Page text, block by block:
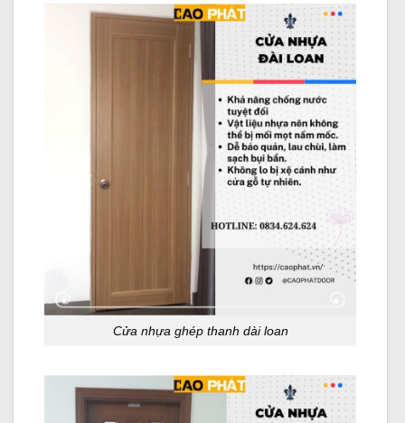
Cửa nhựa ghép thanh dài loan